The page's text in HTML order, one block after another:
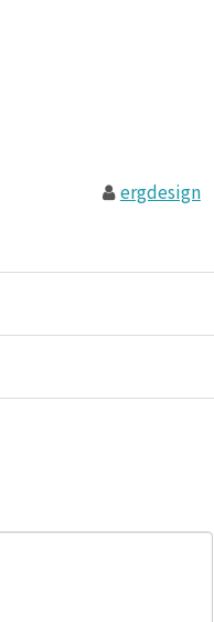
ergdesign